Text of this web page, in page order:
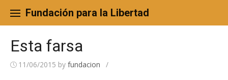
content
Fundación para la Libertad
Esta farsa
11/06/2015 by fundacion /